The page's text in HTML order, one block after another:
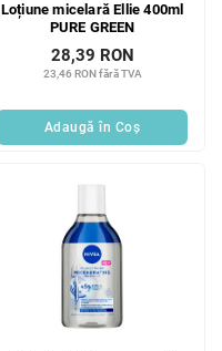
Loțiune micelară Ellie 400ml
PURE GREEN
23,46 RON fără TVA
28,39 RON
Adaugă în Coş